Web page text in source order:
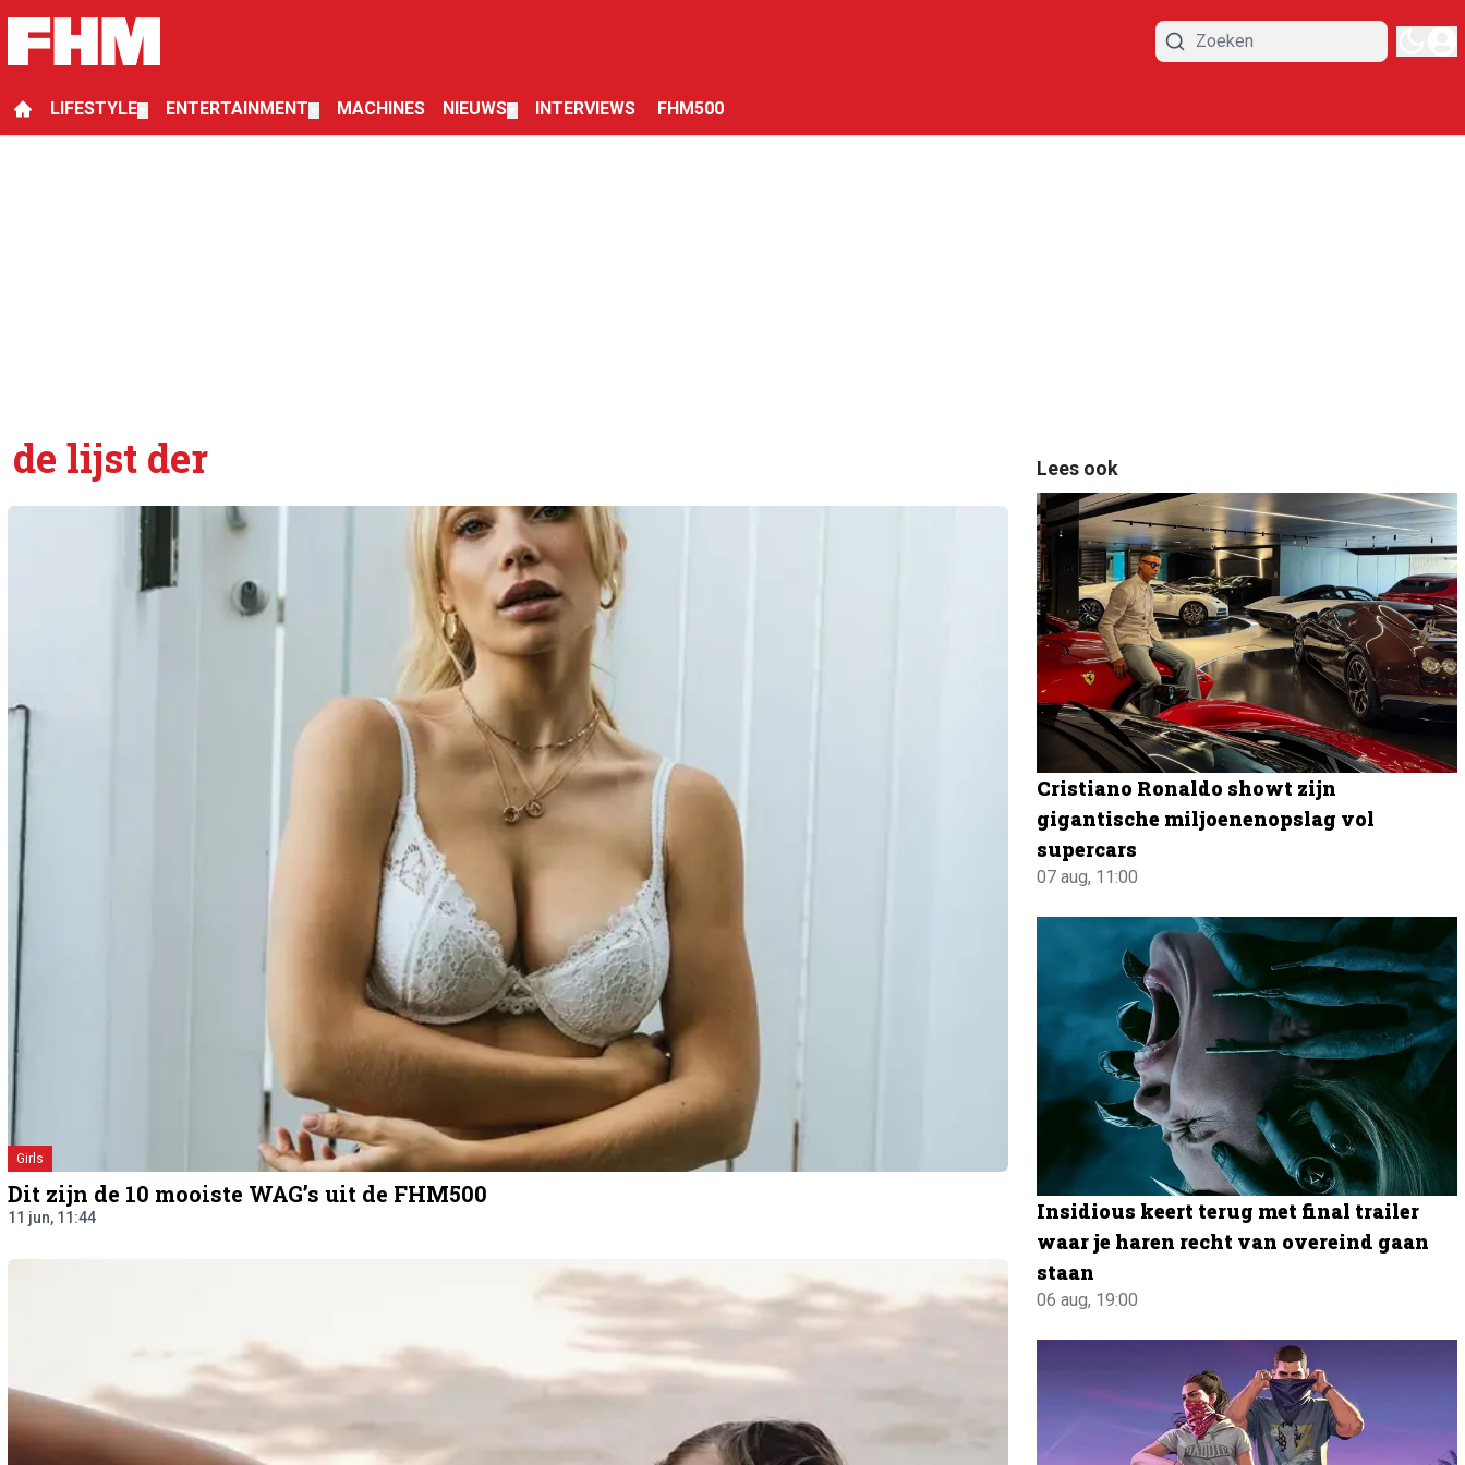
LIFESTYLE ENTERTAINMENT MACHINES NIEUWS INTERVIEWS FHM500
de lijst der
Girls
Dit zijn de 10 mooiste WAG’s uit de FHM500
11 jun, 11:44
Lees ook
Cristiano Ronaldo showt zijn
gigantische miljoenenopslag vol
supercars
07 aug, 11:00
Insidious keert terug met final trailer
waar je haren recht van overeind gaan
staan
06 aug, 19:00